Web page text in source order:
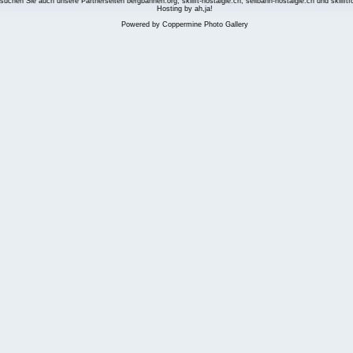
Hosting by ah,ja!
Powered by Coppermine Photo Gallery